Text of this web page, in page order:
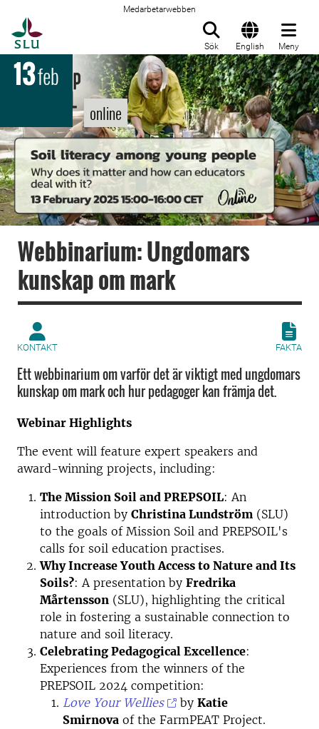
Medarbetarwebben
Sök English Meny
13feb
online
Webbinarium: Ungdomars
kunskap om mark
KONTAKT FAKTA
Ett webbinarium om varför det är viktigt med ungdomars
kunskap om mark och hur pedagoger kan främja det.
Webinar Highlights
The event will feature expert speakers and
award-winning projects, including:
The Mission Soil and PREPSOIL: An
introduction by Christina Lundström (SLU)
to the goals of Mission Soil and PREPSOIL's
calls for soil education practises.
Why Increase Youth Access to Nature and Its
Soils?: A presentation by Fredrika
Mårtensson (SLU), highlighting the critical
role in fostering a sustainable connection to
nature and soil literacy.
Celebrating Pedagogical Excellence:
Experiences from the winners of the
PREPSOIL 2024 competition:
Love Your Wellies
byKatie
Smirnova of the FarmPEAT Project.